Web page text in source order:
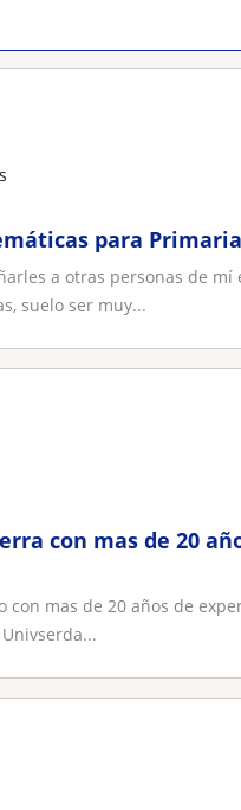
para Primaria
a otras personas de mí
suelo ser muy...
con mas de 20
con mas de 20 años de